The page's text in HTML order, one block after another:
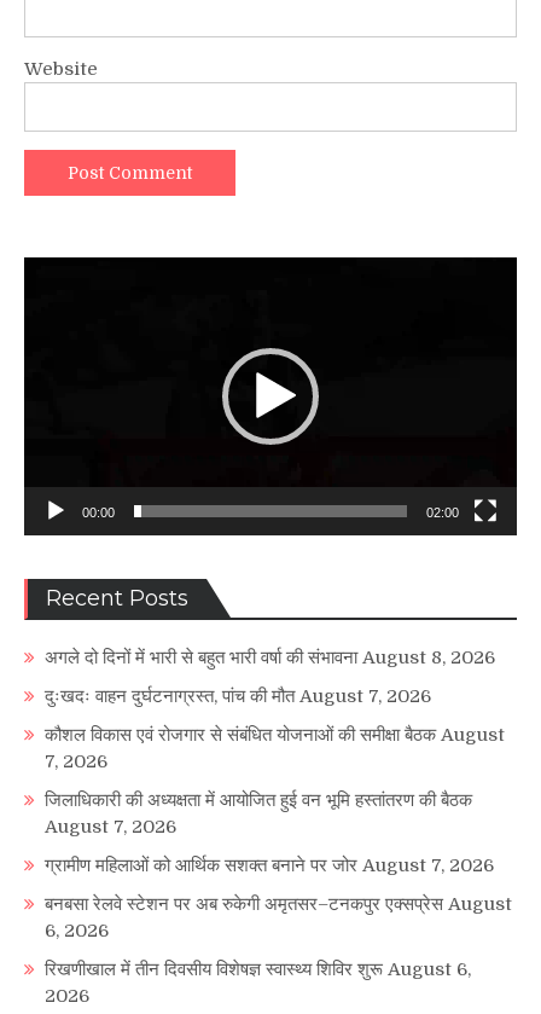
Website
00:00 02:00
Recent Posts
अगले दो दिनों में भारी से बहुत भारी वर्षा की संभावना August 8, 2026
दुःखदः वाहन दुर्घटनाग्रस्त, पांच की मौत August 7, 2026
कौशल विकास एवं रोजगार से संबंधित योजनाओं की समीक्षा बैठक August
7, 2026
जिलाधिकारी की अध्यक्षता में आयोजित हुई वन भूमि हस्तांतरण की बैठक
August 7, 2026
ग्रामीण महिलाओं को आर्थिक सशक्त बनाने पर जोर August 7, 2026
बनबसा रेलवे स्टेशन पर अब रुकेगी अमृतसर–टनकपुर एक्सप्रेस August
6, 2026
रिखणीखाल में तीन दिवसीय विशेषज्ञ स्वास्थ्य शिविर शुरू August 6,
2026